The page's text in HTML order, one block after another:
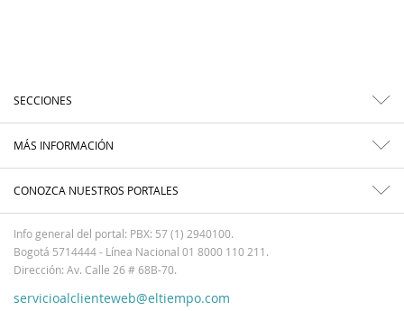
SECCIONES
MÁS INFORMACIÓN
CONOZCA NUESTROS PORTALES
Info general del portal: PBX: 57 (1) 2940100.
Bogotá 5714444 - Línea Nacional 01 8000 110 211.
Dirección: Av. Calle 26 # 68B-70.
servicioalclienteweb@eltiempo.com